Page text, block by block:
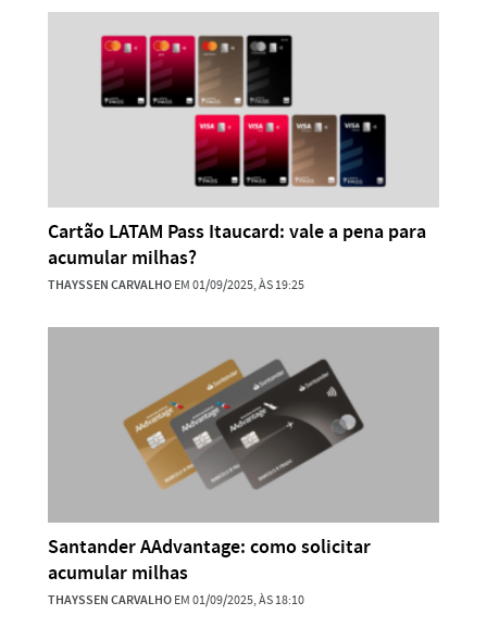
Cartão LATAM Pass Itaucard: vale a pena para
acumular milhas?
THAYSSEN CARVALHOEM 01/09/2025, ÀS 19:25
Santander AAdvantage: como solicitar
acumular milhas
THAYSSEN CARVALHOEM 01/09/2025, ÀS 18:10